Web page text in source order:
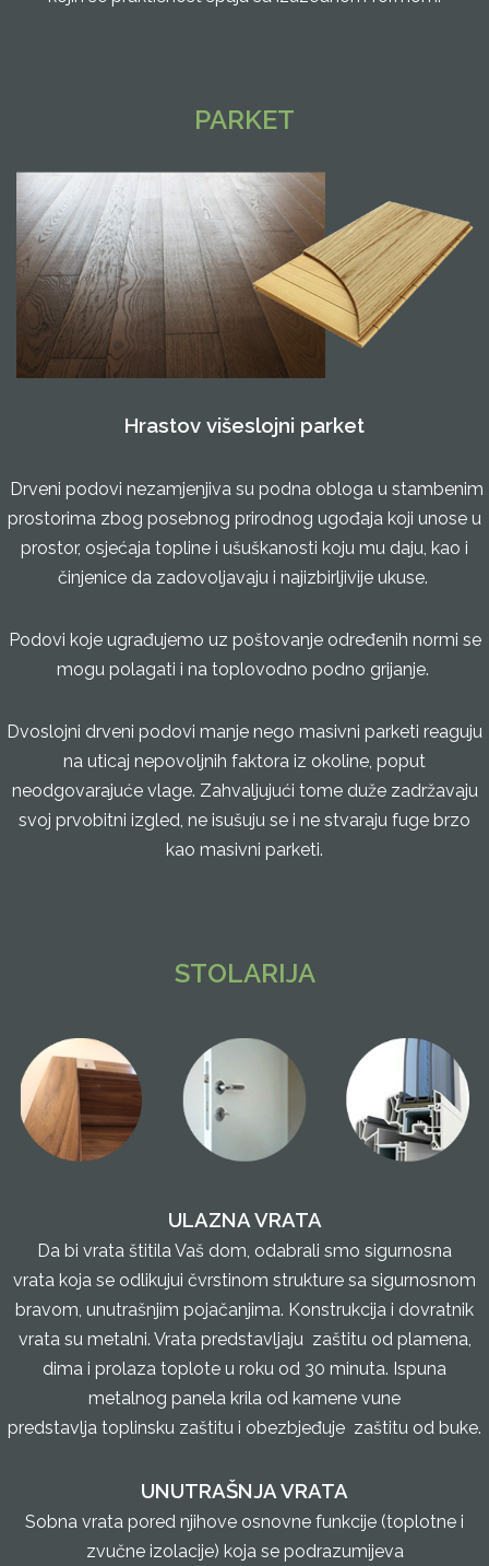
PARKET
Hrastov višeslojni parket
Drveni podovi nezamjenjiva su podna obloga u stambenim
prostorima zbog posebnog prirodnog ugođaja koji unose u
prostor, osjećaja topline i ušuškanosti koju mu daju, kao i
činjenice da zadovoljavaju i najizbirljivije ukuse.
Podovi koje ugrađujemo uz poštovanje određenih normi se
mogu polagati i na toplovodno podno grijanje.
Dvoslojni drveni podovi manje nego masivni parketi reaguju
na uticaj nepovoljnih faktora iz okoline, poput
neodgovarajuće vlage. Zahvaljujući tome duže zadržavaju
svoj prvobitni izgled, ne isušuju se i ne stvaraju fuge brzo
kao masivni parketi.
STOLARIJA
ULAZNA VRATA
Da bi vrata štitila Vaš dom, odabrali smo sigurnosna
vrata koja se odlikujui čvrstinom strukture sa sigurnosnom
bravom, unutrašnjim pojačanjima. Konstrukcija i dovratnik
vrata su metalni. Vrata predstavljaju zaštitu od plamena,
dima i prolaza toplote u roku od 30 minuta. Ispuna
metalnog panela krila od kamene vune
predstavlja toplinsku zaštitu i obezbjeđuje zaštitu od buke.
UNUTRAŠNJA VRATA
Sobna vrata pored njihove osnovne funkcije (toplotne i
zvučne izolacije) koja se podrazumijeva